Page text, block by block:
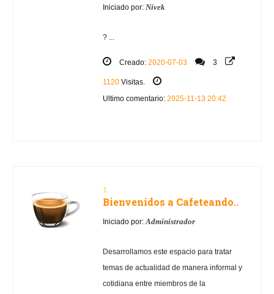
Iniciado por: Nivek
? ...
Creado: 2020-07-03 3
1120 Visitas.
Ultimo comentario: 2025-11-13 20:42
1
Bienvenidos a Cafeteando..
Iniciado por:Administrador
Desarrollamos este espacio para tratar
temas de actualidad de manera informal y
cotidiana entre miembros de la